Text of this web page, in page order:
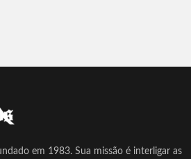
em 1983. Sua missão é interligar as